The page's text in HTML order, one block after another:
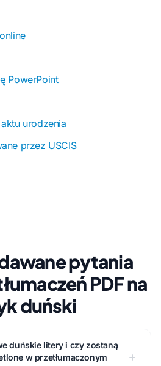
PowerPoint
urodzenia
przez USCIS
pytania
PDF na
duński
duńskie litery i czy zostaną
w przetłumaczonym